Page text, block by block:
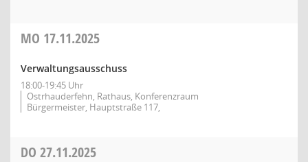
MO 17.11.2025
Verwaltungsausschuss
18:00-19:45 Uhr
Ostrhauderfehn, Rathaus, Konferenzraum
Bürgermeister, Hauptstraße 117,
DO 27.11.2025